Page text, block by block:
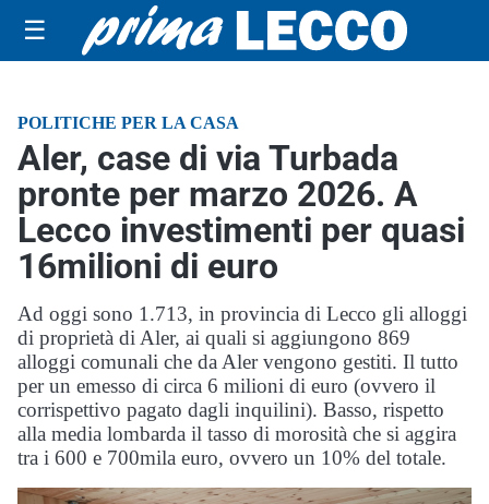
☰
POLITICHE PER LA CASA
Aler, case di via Turbada
pronte per marzo 2026. A
Lecco investimenti per quasi
16milioni di euro
Ad oggi sono 1.713, in provincia di Lecco gli alloggi
di proprietà di Aler, ai quali si aggiungono 869
alloggi comunali che da Aler vengono gestiti. Il tutto
per un emesso di circa 6 milioni di euro (ovvero il
corrispettivo pagato dagli inquilini). Basso, rispetto
alla media lombarda il tasso di morosità che si aggira
tra i 600 e 700mila euro, ovvero un 10% del totale.